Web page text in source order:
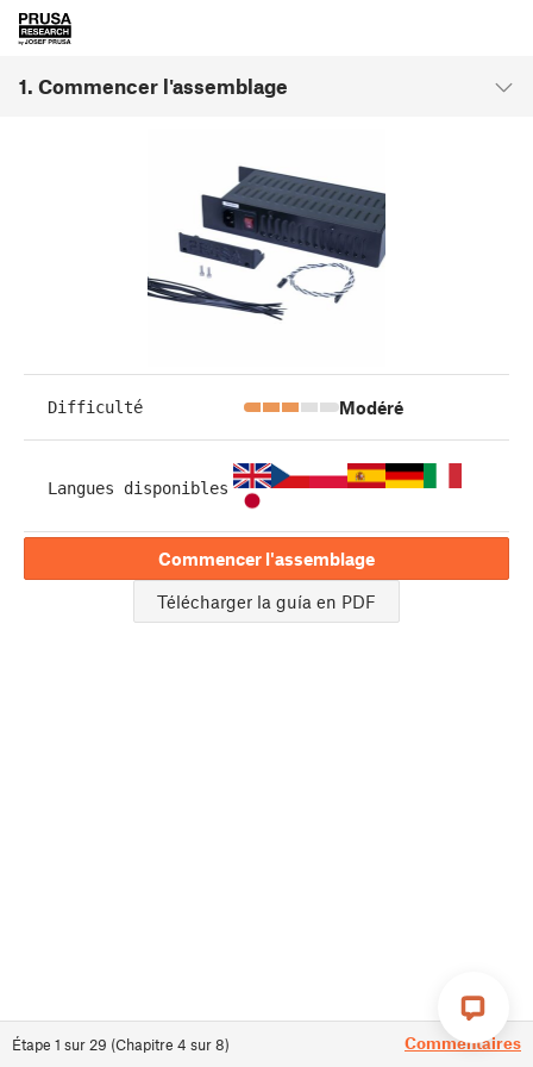
1. Commencer l'assemblage
Étape 1 sur 29 (Chapitre 4 sur8) Commentaires
Difficulté Modéré
Langues disponibles
Commencer l'assemblage
Télécharger la guía en PDF